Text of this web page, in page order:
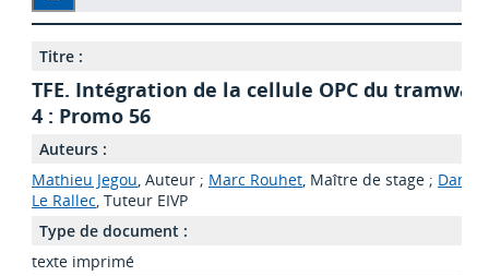
Titre :
TFE. Intégration de la cellule OPC du tramway
4 : Promo 56
Auteurs :
Mathieu Jegou, Auteur ; Marc Rouhet, Maître de stage ; Daniel
Le Rallec, Tuteur EIVP
Type de document :
texte imprimé